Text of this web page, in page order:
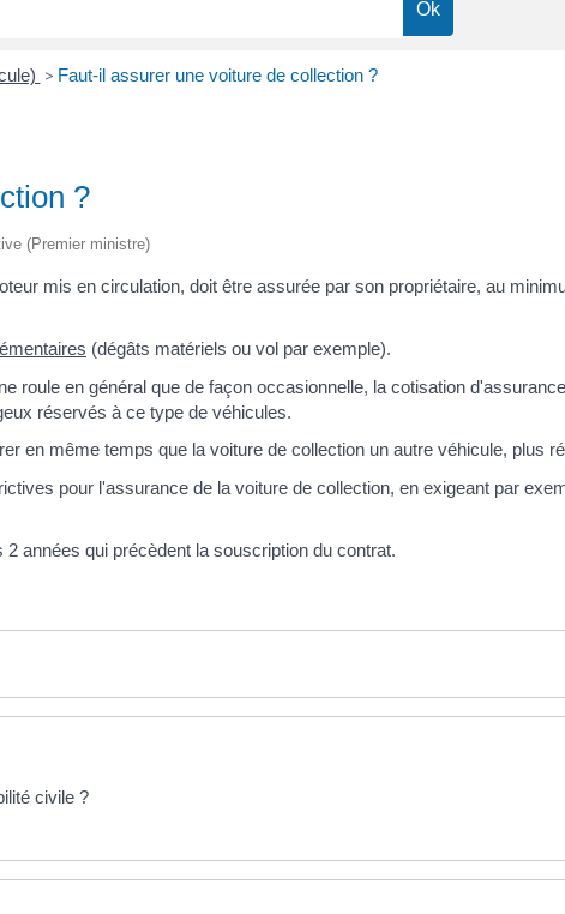
> Faut-il assurer une voiture de collection ?
?
(Premier ministre)
mis en circulation, doit être assurée par son propriétaire, au
(dégâts matériels ou vol par exemple).
roule en général que de façon occasionnelle, la cotisation
réservés à ce type de véhicules.
en même temps que la voiture de collection un autre véhicule, plus
pour l'assurance de la voiture de collection, en exigeant par
années qui précèdent la souscription du contrat.
civile ?